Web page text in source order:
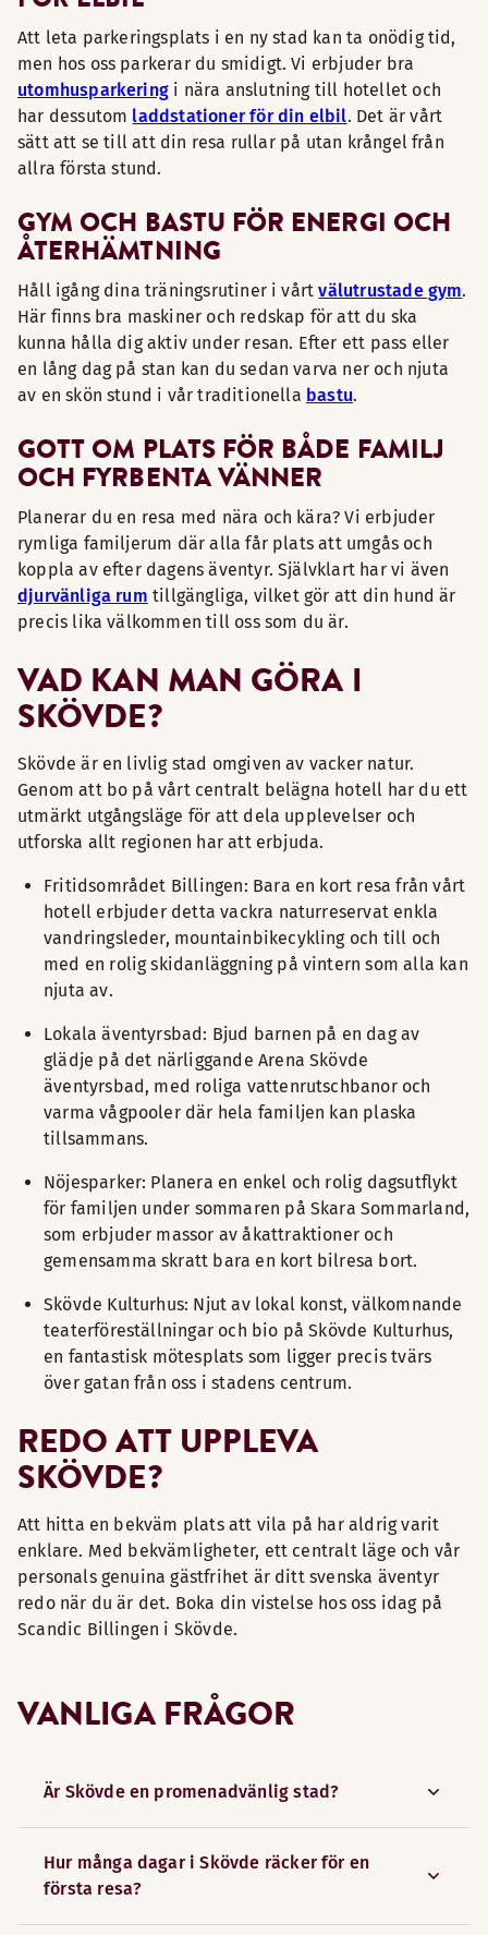
Att leta parkeringsplats i en ny stad kan ta onödig tid,
men hos oss parkerar du smidigt. Vi erbjuder bra
utomhusparkering i nära anslutning till hotellet och
har dessutom laddstationer för din elbil. Det är vårt
sätt att se till att din resa rullar på utan krångel från
allra första stund.
GYM OCH BASTU FÖR ENERGI OCH
ÅTERHÄMTNING
Håll igång dina träningsrutiner i vårtvälutrustade gym.
Här finns bra maskiner och redskap för att du ska
kunna hålla dig aktiv under resan. Efter ett pass eller
en lång dag på stan kan du sedan varva ner och njuta
av en skön stund i vår traditionella bastu.
GOTT OM PLATS FÖR BÅDE FAMILJ
OCH FYRBENTA VÄNNER
Planerar du en resa med nära och kära? Vi erbjuder
rymliga familjerum där alla får plats att umgås och
koppla av efter dagens äventyr. Självklart har vi även
djurvänliga rum tillgängliga, vilket gör att din hund är
precis lika välkommen till oss som du är.
VAD KAN MAN GÖRA I
SKÖVDE?
Skövde är en livlig stad omgiven av vacker natur.
Genom att bo på vårt centralt belägna hotell har du ett
utmärkt utgångsläge för att dela upplevelser och
utforska allt regionen har att erbjuda.
Fritidsområdet Billingen: Bara en kort resa från vårt
hotell erbjuder detta vackra naturreservat enkla
vandringsleder, mountainbikecykling och till och
med en rolig skidanläggning på vintern som alla kan
njuta av.
Lokala äventyrsbad: Bjud barnen på en dag av
glädje på det närliggande Arena Skövde
äventyrsbad, med roliga vattenrutschbanor och
varma vågpooler där hela familjen kan plaska
tillsammans.
Nöjesparker: Planera en enkel och rolig dagsutflykt
för familjen under sommaren på Skara Sommarland,
som erbjuder massor av åkattraktioner och
gemensamma skratt bara en kort bilresa bort.
Skövde Kulturhus: Njut av lokal konst, välkomnande
teaterföreställningar och bio på Skövde Kulturhus,
en fantastisk mötesplats som ligger precis tvärs
över gatan från oss i stadens centrum.
REDO ATT UPPLEVA
SKÖVDE?
Att hitta en bekväm plats att vila på har aldrig varit
enklare. Med bekvämligheter, ett centralt läge och vår
personals genuina gästfrihet är ditt svenska äventyr
redo när du är det. Boka din vistelse hos oss idag på
Scandic Billingen i Skövde.
VANLIGA FRÅGOR
Är Skövde en promenadvänlig stad?
Hur många dagar i Skövde räcker för en
första resa?